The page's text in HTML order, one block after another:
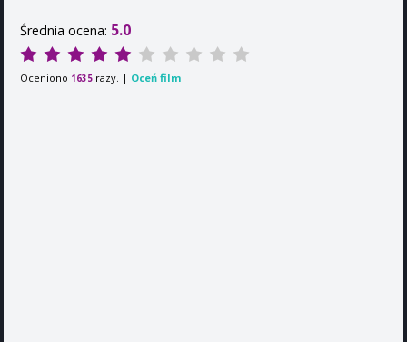
Średnia ocena: 5.0
Oceniono 1635 razy. | Oceń film